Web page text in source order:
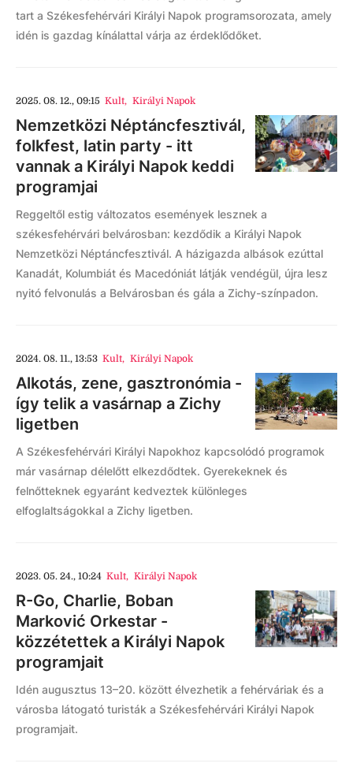
tart a Székesfehérvári Királyi Napok programsorozata, amely
idén is gazdag kínálattal várja az érdeklődőket.
2025. 08. 12., 09:15 Kult, Királyi Napok
Nemzetközi Néptáncfesztivál,
folkfest, latin party - itt
vannak a Királyi Napok keddi
programjai
Reggeltől estig változatos események lesznek a
székesfehérvári belvárosban: kezdődik a Királyi Napok
Nemzetközi Néptáncfesztivál. A házigazda albások ezúttal
Kanadát, Kolumbiát és Macedóniát látják vendégül, újra lesz
nyitó felvonulás a Belvárosban és gála a Zichy-színpadon.
2024. 08. 11., 13:53 Kult, Királyi Napok
Alkotás, zene, gasztronómia -
így telik a vasárnap a Zichy
ligetben
A Székesfehérvári Királyi Napokhoz kapcsolódó programok
már vasárnap délelőtt elkezdődtek. Gyerekeknek és
felnőtteknek egyaránt kedveztek különleges
elfoglaltságokkal a Zichy ligetben.
2023. 05. 24., 10:24 Kult, Királyi Napok
R-Go, Charlie, Boban
Marković Orkestar -
közzétettek a Királyi Napok
programjait
Idén augusztus 13–20. között élvezhetik a fehérváriak és a
városba látogató turisták a Székesfehérvári Királyi Napok
programjait.